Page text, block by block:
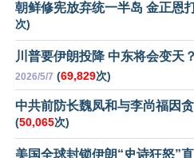
朝鲜修宪放弃统一半岛 金正恩
次)
川普要伊朗投降 中东将会变天？
2026/5/7 (69,829次)
中共前防长魏凤和与李尚福因
(50,065次)
美国全球封锁伊朗“史诗狂怒”